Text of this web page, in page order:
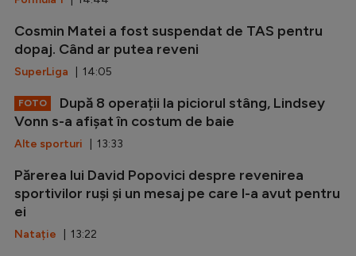
Cosmin Matei a fost suspendat de TAS pentru
dopaj. Când ar putea reveni
SuperLiga | 14:05
FOTO
După 8 operații la piciorul stâng, Lindsey
Vonn s-a afișat în costum de baie
Alte sporturi | 13:33
Părerea lui David Popovici despre revenirea
sportivilor ruși și un mesaj pe care l-a avut pentru
ei
Natație | 13:22